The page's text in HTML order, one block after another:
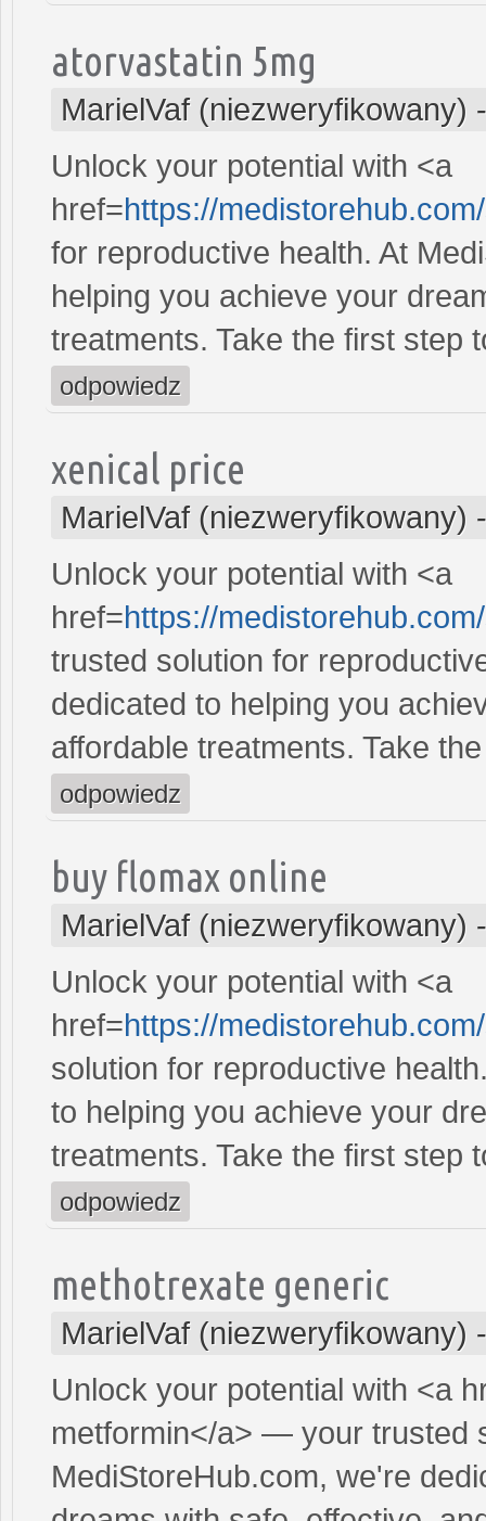
atorvastatin 5mg
MarielVaf (niezweryfikowany)
Unlock your potential with <a
href=https://
for reproductive health. At
helping you achieve your
treatments. Take the first step
odpowiedz
xenical price
MarielVaf (niezweryfikowany)
Unlock your potential with <a
href=https://
trusted solution for
dedicated to helping you
affordable treatments. Take
odpowiedz
buy flomax online
MarielVaf (niezweryfikowany)
Unlock your potential with <a
href=https://
solution for reproductive
to helping you achieve your
treatments. Take the first step
odpowiedz
methotrexate generic
MarielVaf (niezweryfikowany)
Unlock your potential with <a
metformin</a> — your trusted
MediStoreHub.com, we're